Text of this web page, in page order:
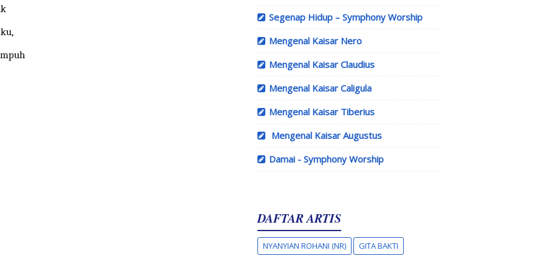
Segenap Hidup – Symphony Worship
Mengenal Kaisar Nero
Mengenal Kaisar Claudius
Mengenal Kaisar Caligula
Mengenal Kaisar Tiberius
Mengenal Kaisar Augustus
Damai - Symphony Worship
DAFTAR ARTIS
NYANYIAN ROHANI (NR)
GITA BAKTI